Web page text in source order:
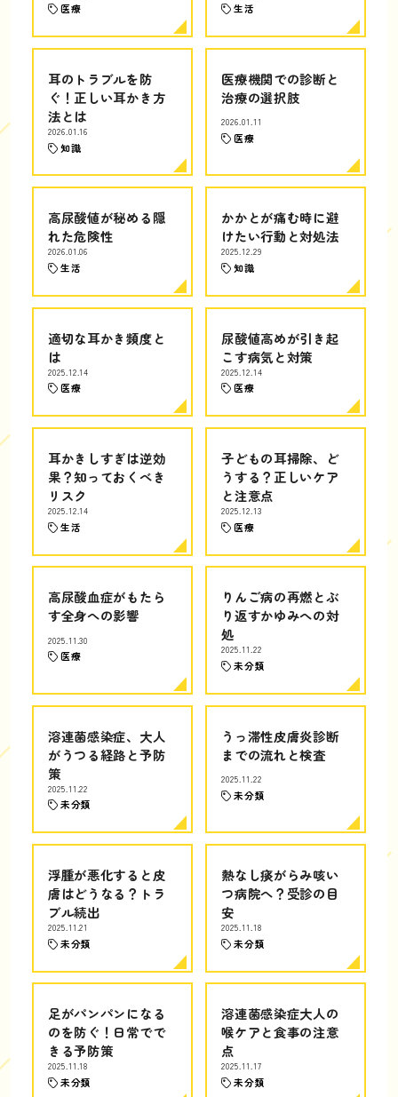
医療 生活
耳のトラブルを防
ぐ！正しい耳かき方
法とは
2026.01.16
知識
医療機関での診断と
治療の選択肢
2026.01.11
医療
高尿酸値が秘める隠
れた危険性
2026.01.06
生活
かかとが痛む時に避
けたい行動と対処法
2025.12.29
知識
適切な耳かき頻度と
は
2025.12.14
医療
尿酸値高めが引き起
こす病気と対策
2025.12.14
医療
耳かきしすぎは逆効
果？知っておくべき
リスク
2025.12.14
生活
子どもの耳掃除、ど
うする？正しいケア
と注意点
2025.12.13
医療
高尿酸血症がもたら
す全身への影響
2025.11.30
医療
りんご病の再燃とぶ
り返すかゆみへの対
処
2025.11.22
未分類
溶連菌感染症、大人
がうつる経路と予防
策
2025.11.22
未分類
うっ滞性皮膚炎診断
までの流れと検査
2025.11.22
未分類
浮腫が悪化すると皮
膚はどうなる？トラ
ブル続出
2025.11.21
未分類
熱なし痰がらみ咳い
つ病院へ？受診の目
安
2025.11.18
未分類
足がパンパンになる
のを防ぐ！日常でで
きる予防策
2025.11.18
未分類
溶連菌感染症大人の
喉ケアと食事の注意
点
2025.11.17
未分類